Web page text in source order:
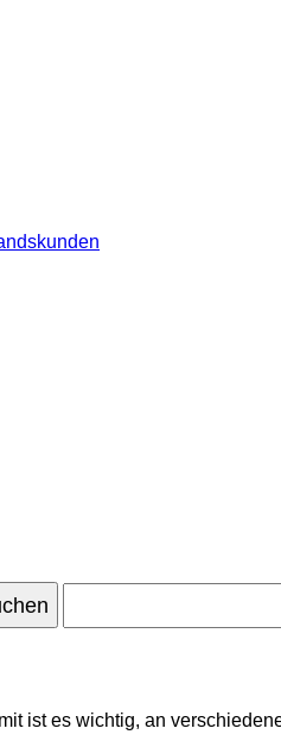
ist es wichtig, an